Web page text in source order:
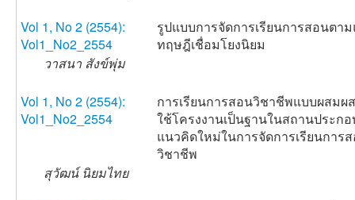
Vol 1, No 2 (2554):
Vol1_No2_2554
รูปแบบการจัดการเรียนการสอนตา
ทฤษฎีเชื่อมโยงนิยม
วาสนา สังข์พุ่ม
Vol 1, No 2 (2554):
Vol1_No2_2554
การเรียนการสอนวิชาชีพแบบผสมผ
ใช้โครงงานเป็นฐานในสถานประก
แนวคิดใหม่ในการจัดการเรียนการ
วิชาชีพ
สุวัฒน์ นิยมไทย